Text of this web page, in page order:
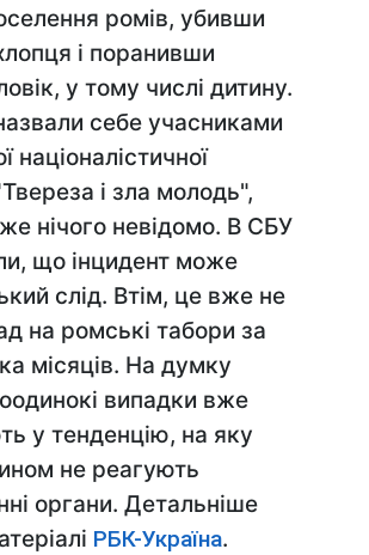
ромів, убивши
і поранивши
у тому числі дитину.
себе учасниками
націоналістичної
і зла молодь",
нічого невідомо. В СБУ
що інцидент може
слід. Втім, це вже не
на ромські табори за
місяців. На думку
випадки вже
у тенденцію, на яку
не реагують
органи. Детальніше
РБК-Україна.